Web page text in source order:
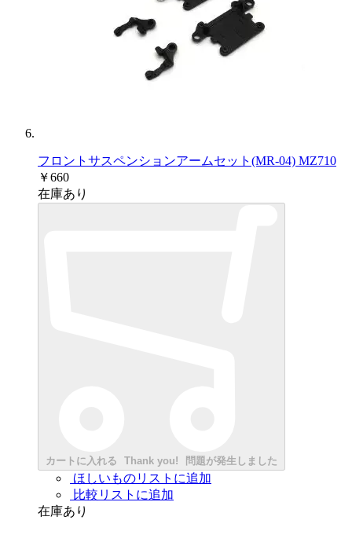
フロントサスペンションアームセット(MR-04) MZ710
￥660
在庫あり
カートに入れる Thank you! 問題が発生しました
ほしいものリストに追加
比較リストに追加
在庫あり